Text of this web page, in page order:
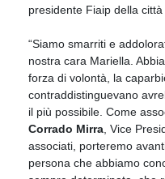
presidente Fiaip della città
“Siamo smarriti e
nostra cara Mariella.
forza di volontà, la
contraddistinguevano
il più possibile. Come
Corrado Mirra , Vice
associati, porteremo
persona che abbiamo